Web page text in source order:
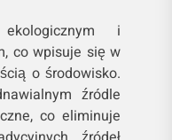
i
co wpisuje się w
o środowisko.
źródle
co eliminuje